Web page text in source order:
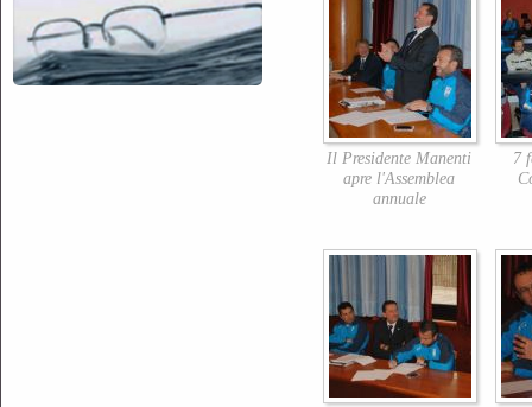
Il Presidente Manenti
apre l'Assemblea
annuale
7